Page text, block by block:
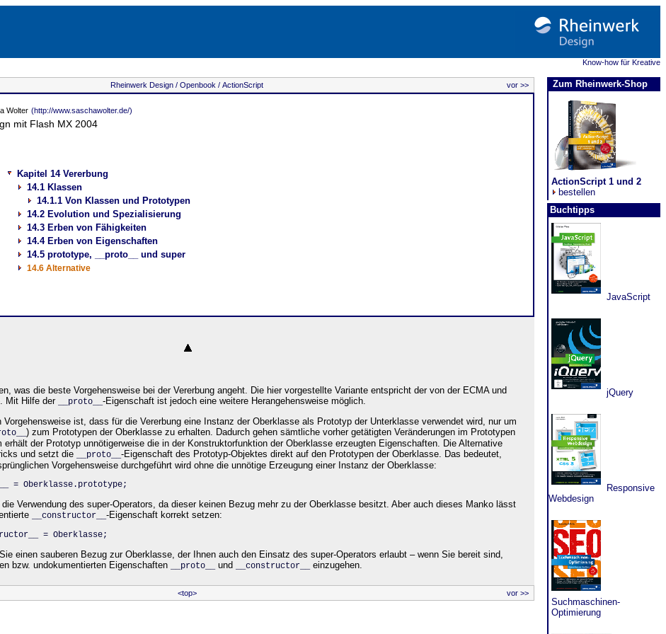
Know-how für Kreative
Rheinwerk Design / Openbook / ActionScript vor >>
Wolter (http://www.saschawolter.de/)
mit Flash MX 2004
Kapitel 14 Vererbung
14.1 Klassen
14.1.1 Von Klassen und Prototypen
14.2 Evolution und Spezialisierung
14.3 Erben von Fähigkeiten
14.4 Erben von Eigenschaften
14.5 prototype, __proto__ und super
14.6 Alternative
was die beste Vorgehensweise bei der Vererbung angeht. Die hier vorgestellte Variante entspricht der von der ECMA und
Mit Hilfe der
__proto
-Eigenschaft ist jedoch eine weitere Herangehensweise möglich.
ist, dass für die Vererbung eine Instanz der Oberklasse als Prototyp der Unterklasse verwendet wird, nur um
) zum Prototypen der Oberklasse zu erhalten. Dadurch gehen sämtliche vorher getätigten Veränderungen im Prototypen
erhält der Prototyp unnötigerweise die in der Konstruktorfunktion der Oberklasse erzeugten Eigenschaften. Die Alternative
und setzt die
__proto__ -Eigenschaft des Prototyp-Objektes direkt auf den Prototypen der Oberklasse. Das bedeutet,
Vorgehensweise durchgeführt wird ohne die unnötige Erzeugung einer Instanz der Oberklasse:
= Oberklasse.prototype;
Verwendung des super-Operators, da dieser keinen Bezug mehr zu der Oberklasse besitzt. Aber auch dieses Manko lässt
__constructor__ -Eigenschaft korrekt setzen:
= Oberklasse;
einen sauberen Bezug zur Oberklasse, der Ihnen auch den Einsatz des super-Operators erlaubt – wenn Sie bereit sind,
bzw. undokumentierten Eigenschaften
__proto__ und __constructor__ einzugehen.
<top> vor >>
Zum Rheinwerk-Shop
ActionScript 1 und 2
bestellen
Buchtipps
JavaScript
jQuery
Responsive
Webdesign
Suchmaschinen-
Optimierung